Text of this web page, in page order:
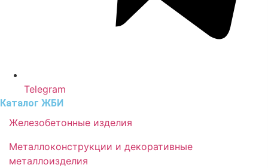
Telegram
Каталог ЖБИ
Железобетонные изделия
Металлоконструкции и декоративные
металлоизделия